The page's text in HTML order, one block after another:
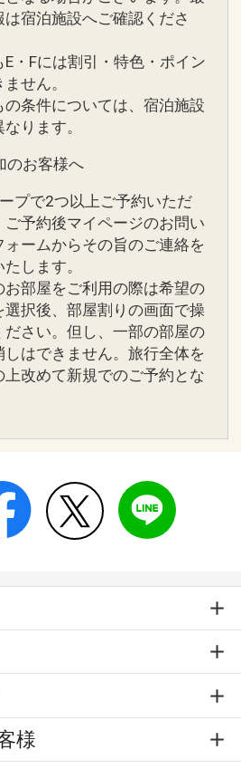
は宿泊施設へご確認くださ
E・Fには割引・特色・ポイン
せん。
の条件については、宿泊施設
ります。
のお客様へ
プで2つ以上ご予約いただ
ご予約後マイページのお問い
ォームからその旨のご連絡を
します。
お部屋をご利用の際は希望の
選択後、部屋割りの画面で操
ださい。但し、一部の部屋の
しはできません。旅行全体を
上改めて新規でのご予約とな
様